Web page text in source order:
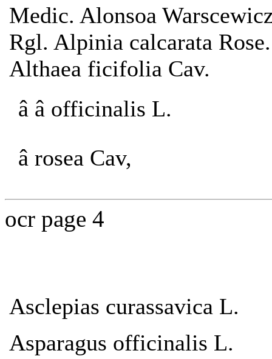
Medic. Alonsoa
Rgl. Alpinia calcarata Rose.
Althaea ficifolia Cav.
â â officinalis L.
â rosea Cav,
ocr page 4
Asclepias curassavica L.
Asparagus officinalis L.